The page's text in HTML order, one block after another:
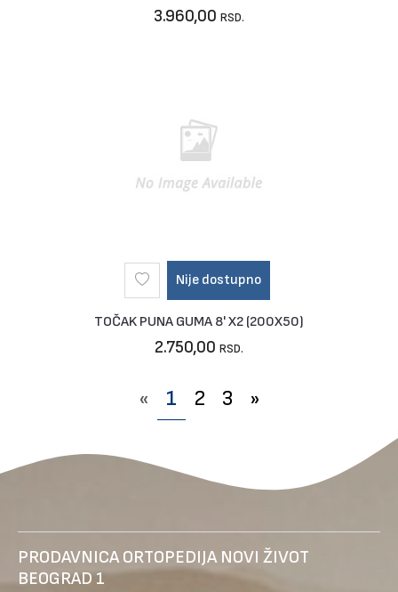
3.960,00 RSD.
Nije dostupno
TOČAK PUNA GUMA 8' X2 (200X50)
2.750,00 RSD.
« 1 2 3 »
PRODAVNICA ORTOPEDIJA NOVI ŽIVOT
BEOGRAD 1